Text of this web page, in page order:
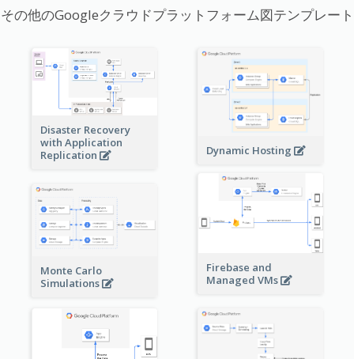
その他のGoogleクラウドプラットフォーム図テンプレート
Disaster Recovery
with Application
Replication
Dynamic Hosting
Firebase and
Managed VMs
Monte Carlo
Simulations